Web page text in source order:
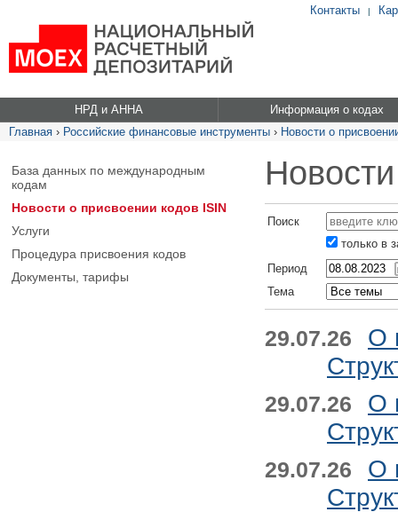
Контакты |
НРД и АННА
Информация о кодах
Главная › Российские финансовые инструменты › Новости о
База данных по международным
кодам
Новости о присвоении кодов ISIN
Услуги
Процедура присвоения кодов
Документы, тарифы
Поиск
только в
Период
Тема
29.07.26
О
29.07.26
О
29.07.26
О